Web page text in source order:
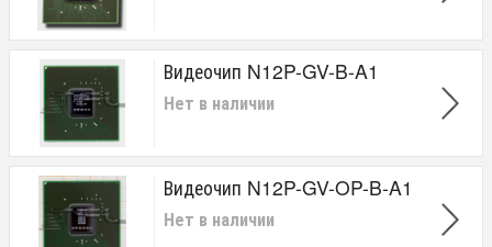
Видеочип N12P-GV-B-A1
Нет в наличии
Видеочип N12P-GV-OP-B-A1
Нет в наличии